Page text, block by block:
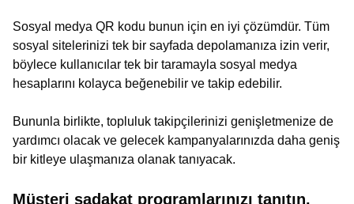
Sosyal medya QR kodu bunun için en iyi çözümdür. Tüm
sosyal sitelerinizi tek bir sayfada depolamanıza izin verir,
böylece kullanıcılar tek bir taramayla sosyal medya
hesaplarını kolayca beğenebilir ve takip edebilir.
Bununla birlikte, topluluk takipçilerinizi genişletmenize de
yardımcı olacak ve gelecek kampanyalarınızda daha geniş
bir kitleye ulaşmanıza olanak tanıyacak.
Müşteri sadakat programlarınızı tanıtın.